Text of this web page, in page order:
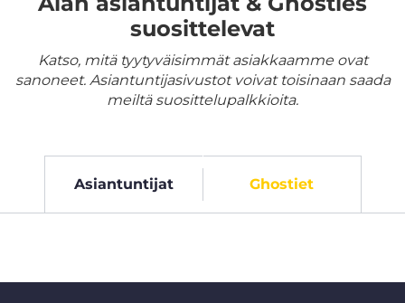
suosittelevat
Katso, mitä tyytyväisimmät asiakkaamme ovat
sanoneet. Asiantuntijasivustot voivat toisinaan saada
meiltä suosittelupalkkioita.
Asiantuntijat Ghostiet